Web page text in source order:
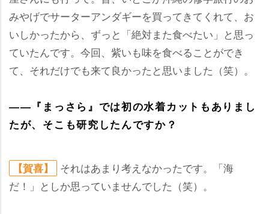
みやげでサーターアンダギーを買ってきてくれて、お
いしかったから、ずっと「絶対また食べたい」と思っ
ていたんです。今回、紫いも味を食べることができ
て、それだけでも来て良かったと思いました（笑）。
――『まっさら』では初の水着カットもありまし
たが、そこも研究したんですか？
【賀喜】
それはあまり考えなかったです。「海
だ！」としか思っていませんでした（笑）。